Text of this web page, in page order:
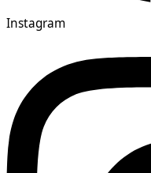
Instagram